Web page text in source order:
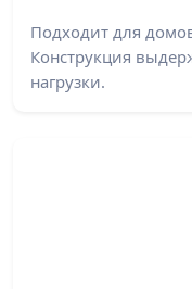
Подходит для
Конструкция
нагрузки.